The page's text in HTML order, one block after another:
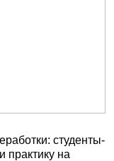
студенты-
практику на